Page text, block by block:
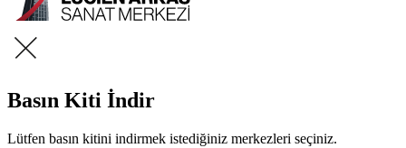
Basın Kiti İndir
Lütfen basın kitini indirmek istediğiniz merkezleri seçiniz.